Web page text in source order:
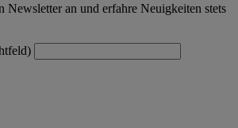
Newsletter an und erfahre Neuigkeiten stets